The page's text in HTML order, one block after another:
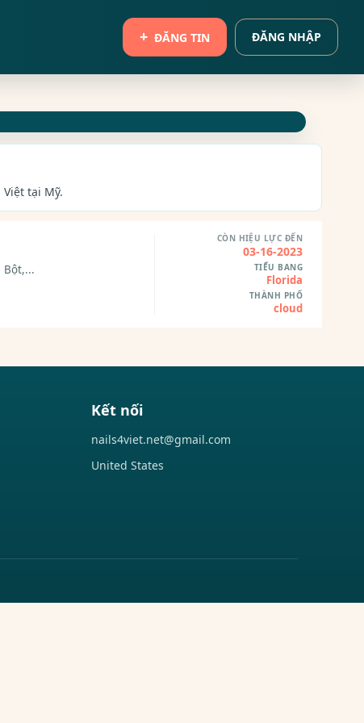
ĐĂNG TIN ĐĂNG NHẬP
tại Mỹ.
Bột,...
CÒN HIỆU LỰC ĐẾN
03-16-2023
TIỂU BANG
Florida
THÀNH PHỐ
cloud
Kết nối
nails4viet.net@gmail.com
United States